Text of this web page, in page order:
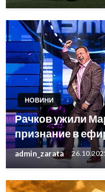
НОВИНИ
Рачков ужили
признание в
admin_zarata